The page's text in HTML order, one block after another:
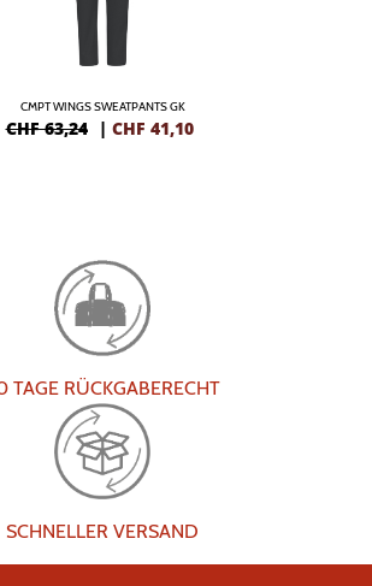
CMPT WINGS SWEATPANTS GK
CHF 63,24 | CHF 41,10
TAGE RÜCKGABERECHT
SCHNELLER VERSAND